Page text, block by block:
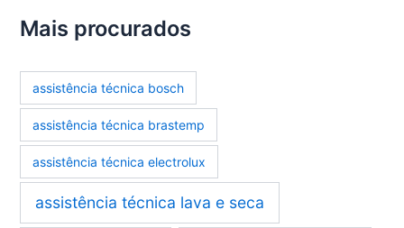
Mais procurados
assistência técnica bosch
assistência técnica brastemp
assistência técnica electrolux
assistência técnica lava e seca